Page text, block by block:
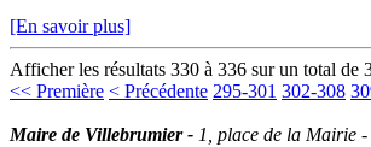
[En savoir plus]
Afficher les résultats 330 à 336 sur un total de
<< Première < Précédente 295-301 302-308
Maire de Villebrumier - 1, place de la Mairie